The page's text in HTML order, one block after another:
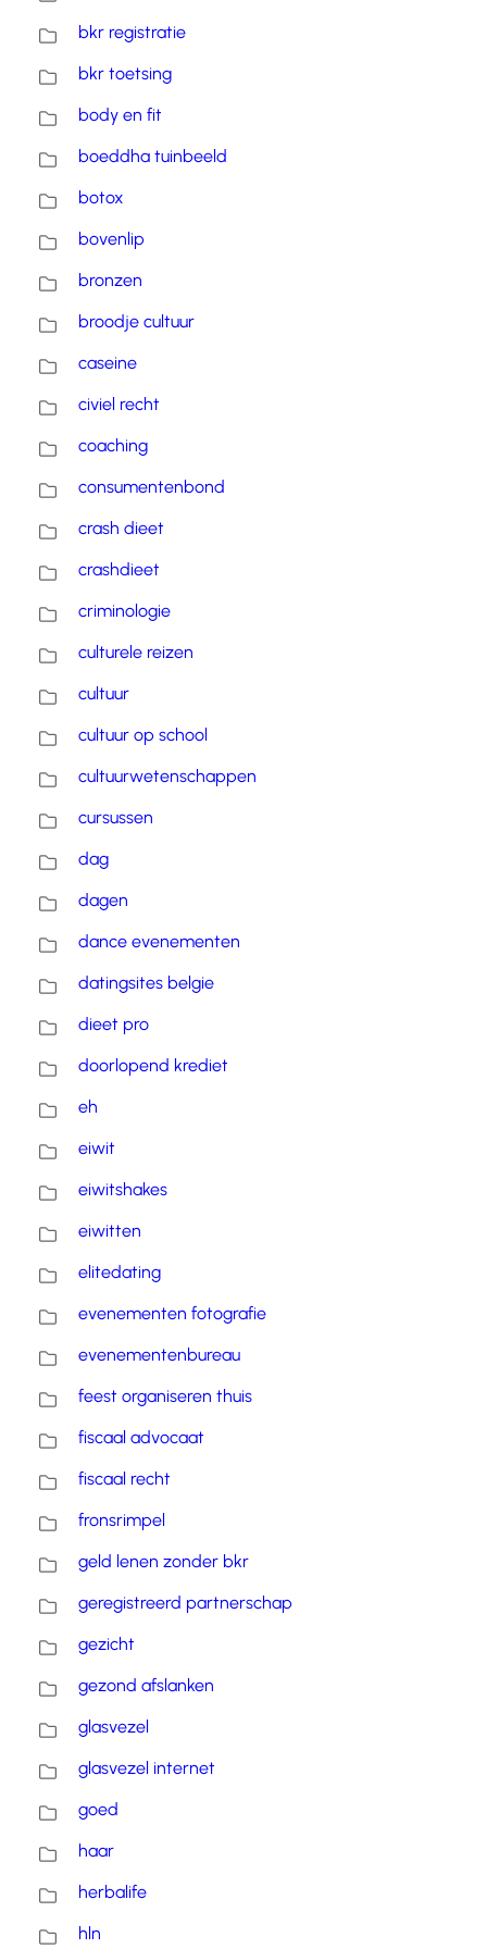
bkr registratie
bkr toetsing
body en fit
boeddha tuinbeeld
botox
bovenlip
bronzen
broodje cultuur
caseine
civiel recht
coaching
consumentenbond
crash dieet
crashdieet
criminologie
culturele reizen
cultuur
cultuur op school
cultuurwetenschappen
cursussen
dag
dagen
dance evenementen
datingsites belgie
dieet pro
doorlopend krediet
eh
eiwit
eiwitshakes
eiwitten
elitedating
evenementen fotografie
evenementenbureau
feest organiseren thuis
fiscaal advocaat
fiscaal recht
fronsrimpel
geld lenen zonder bkr
geregistreerd partnerschap
gezicht
gezond afslanken
glasvezel
glasvezel internet
goed
haar
herbalife
hln